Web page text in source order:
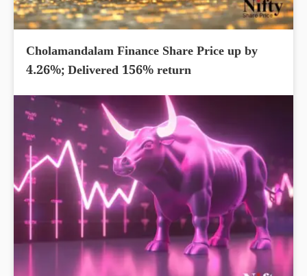
Cholamandalam Finance Share Price up by
4.26%; Delivered 156% return